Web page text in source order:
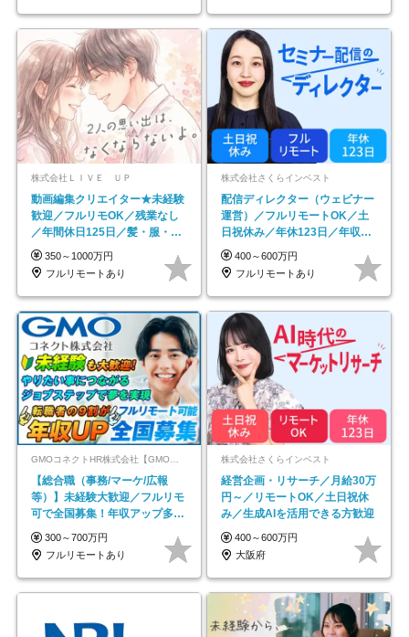
株式会社ＬＩＶＥ ＵＰ
動画編集クリエイター★未経験
歓迎／フルリモOK／残業なし
／年間休日125日／髪・服・ネ
イル自由／研修充実で安心
350～1000万円
フルリモートあり
株式会社さくらインベスト
配信ディレクター（ウェビナー
運営）／フルリモートOK／土
日祝休み／年休123日／年収
600万円可
400～600万円
フルリモートあり
GMOコネクトHR株式会社【GMOインターネットグループ】
【総合職（事務/マーケ/広報
等）】未経験大歓迎／フルリモ
可で全国募集！年収アップ多数
★年休最大130日★
300～700万円
フルリモートあり
株式会社さくらインベスト
経営企画・リサーチ／月給30万
円～／リモートOK／土日祝休
み／生成AIを活用できる方歓迎
400～600万円
大阪府